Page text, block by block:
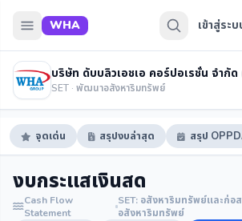
WHA เข้าสู่ระบ
SET · พัฒนาอสังหาริมทรัพย์
จุดเด่น สรุปงบล่าสุด สรุป
งบกระแสเงินสด
Cash Flow
Statement
SET: อสังหาริมทรัพย์และก่อ
อสังหาริมทรัพย์